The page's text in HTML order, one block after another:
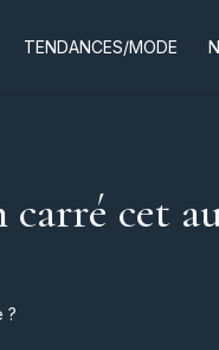
TENDANCES/MODE
cet
?